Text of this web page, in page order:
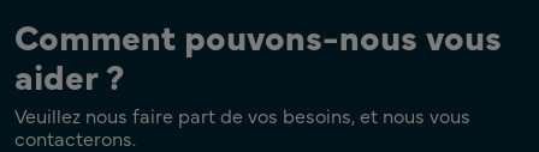
Comment pouvons-nous vous
aider ?
Veuillez nous faire part de vos besoins, et nous vous
contacterons.